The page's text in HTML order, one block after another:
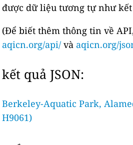
được dữ liệu tương tự như
(Để biết thêm thông tin về
aqicn.org/api/ và aqicn.org/
kết quả JSON:
Berkeley-Aquatic Park,
H9061)